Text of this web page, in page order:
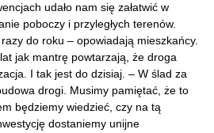
udało nam się załatwić w
poboczy i przyległych terenów.
do roku – opowiadają mieszkańcy.
jak mantrę powtarzają, że droga
I tak jest do dzisiaj. – W ślad za
drogi. Musimy pamiętać, że to
będziemy wiedzieć, czy na tą
dostaniemy unijne